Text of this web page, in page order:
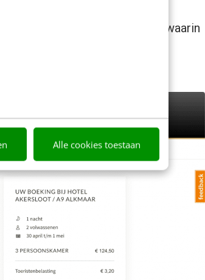
Alle cookies toestaan
maanden later – op het idee
sleutel tot succes: iedere test waarin
van het aantal geboekte